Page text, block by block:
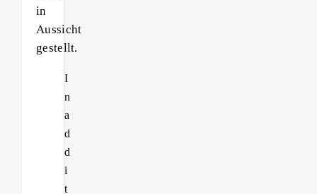
in
Aussicht
gestellt.
I
n
a
d
d
i
t